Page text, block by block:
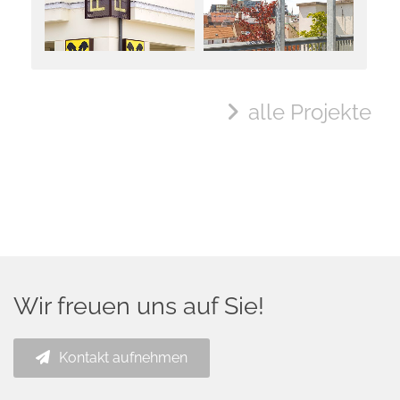
alle Projekte
Wir freuen uns auf Sie!
Kontakt aufnehmen